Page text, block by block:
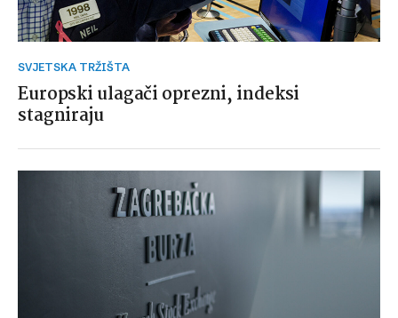
SVJETSKA TRŽIŠTA
Europski ulagači oprezni, indeksi
stagniraju